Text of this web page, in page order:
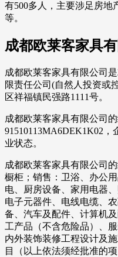
有500多人，主要涉足房地
等。
成都欧莱客家具
成都欧莱客家具有限公司
限责任公司(自然人投资或
区祥福镇民强路1111号。
成都欧莱客家具有限公司
91510113MA6DEK1K02
业状态。
成都欧莱客家具有限公司
橱柜；销售：卫浴、办公
电、厨房设备、家用电器
电子元器件、电线电缆、
备、汽车及配件、计算机
工产品（不含危险品）、
内外装饰装修工程设计及
目（以上依法须经批准的